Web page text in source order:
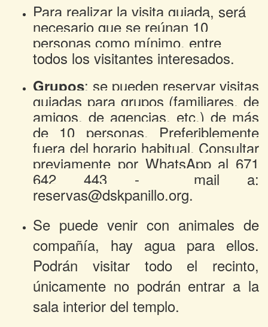
Para realizar la visita guiada, será
necesario que se reúnan 10
personas como mínimo, entre
todos los visitantes interesados.
Grupos: se pueden reservar visitas
guiadas para grupos (familiares, de
amigos, de agencias, etc.) de más
de 10 personas. Preferiblemente
fuera del horario habitual. Consultar
previamente por WhatsApp al 671
642 443 - mail a:
reservas@dskpanillo.org.
Se puede venir con animales de
compañía, hay agua para ellos.
Podrán visitar todo el recinto,
únicamente no podrán entrar a la
sala interior del templo.